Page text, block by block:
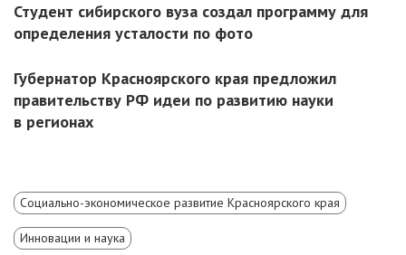
Студент сибирского вуза создал программу для
определения усталости по фото
Губернатор Красноярского края предложил
правительству РФ идеи по развитию науки
в регионах
Социально-экономическое развитие Красноярского края
Инновации и наука